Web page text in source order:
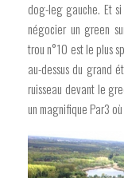
dog-leg gauche. Et si
négocier un green
trou n°10 est le plus
au-dessus du grand
ruisseau devant le
un magnifique Par3